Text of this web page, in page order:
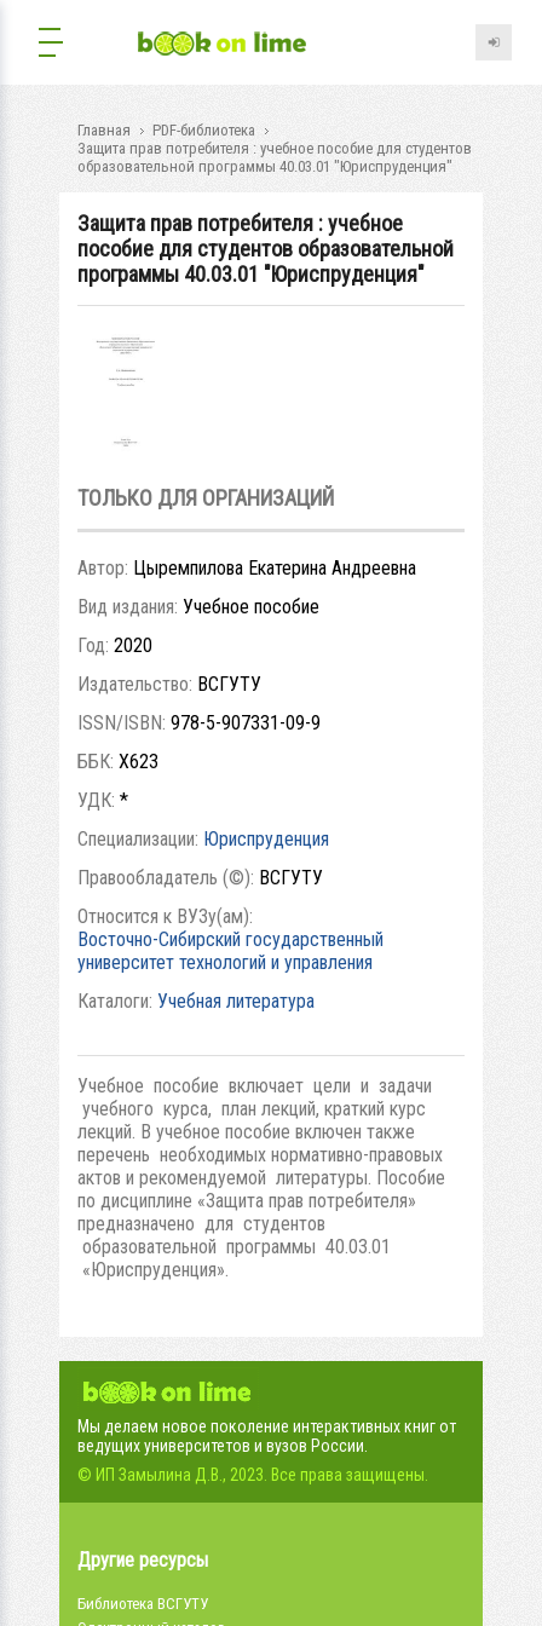
Главная
PDF-библиотека
Защита прав потребителя : учебное пособие для студентов
образовательной программы 40.03.01 "Юриспруденция"
Защита прав потребителя : учебное
пособие для студентов образовательной
программы 40.03.01 "Юриспруденция"
ТОЛЬКО ДЛЯ ОРГАНИЗАЦИЙ
Автор: Цыремпилова Екатерина Андреевна
Вид издания: Учебное пособие
Год: 2020
Издательство: ВСГУТУ
ISSN/ISBN: 978-5-907331-09-9
ББК: Х623
УДК: *
Специализации: Юриспруденция
Правообладатель (©): ВСГУТУ
Относится к ВУЗу(ам):
Восточно-Сибирский государственный
университет технологий и управления
Каталоги: Учебная литература
Учебное пособие включает цели и задачи
учебного курса, план лекций, краткий курс
лекций. В учебное пособие включен также
перечень необходимых нормативно-правовых
актов и рекомендуемой литературы. Пособие
по дисциплине «Защита прав потребителя»
предназначено для студентов
образовательной программы 40.03.01
«Юриспруденция».
Мы делаем новое поколение интерактивных книг от
ведущих университетов и вузов России.
© ИП Замылина Д.В., 2023. Все права защищены.
Другие ресурсы
Библиотека ВСГУТУ